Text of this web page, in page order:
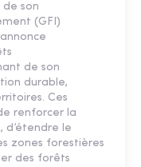
son
(GFI)
de son
durable,
Ces
renforcer la
d’étendre le
zones forestières
des forêts